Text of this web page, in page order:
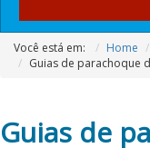
Você está em: Home
Guias de parachoque
Guias de